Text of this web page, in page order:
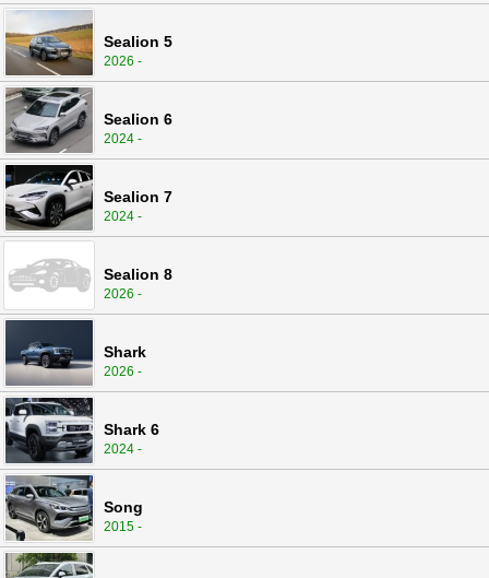
Sealion 5
2026 -
Sealion 6
2024 -
Sealion 7
2024 -
Sealion 8
2026 -
Shark
2026 -
Shark 6
2024 -
Song
2015 -